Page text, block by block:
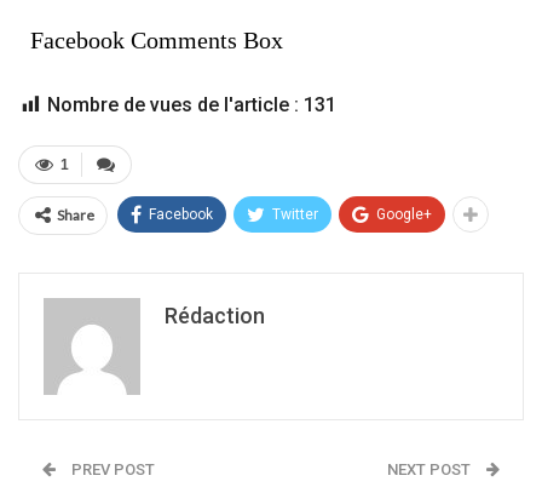
Facebook Comments Box
Nombre de vues de l'article : 131
1
Share Facebook Twitter Google+
Rédaction
PREV POST NEXT POST